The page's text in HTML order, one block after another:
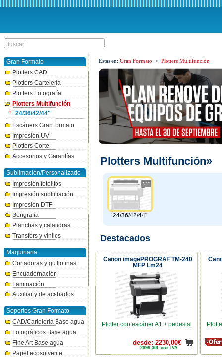
Gran Formato
Plotters CAD
Plotters Cartelería
Plotters Fotografía
Plotters Multifunción
24/36/42/44"
Escáners Gran formato
Impresión UV
Plotters Corte
Accesorios y Garantías
Sublimación/Personalizado
Impresión fotolitos
Impresión sublimación
Impresión DTF
Serigrafía
Planchas y calandras
Transfers y vinilos
Maquinaria
Cortadoras y guillotinas
Encuadernación
Laminación
Auxiliar y de acabados
Soportes Gran Formato
CAD/Cartelería Base agua
Fotográficos Base agua
Fine Art Base agua
Papel ecosolvente
Estas en: Gran Formato > Plotters Multifunción
Plotters Multifunción»
24/36/42/44"
Destacados
Canon imagePROGRAF TM-240
MFP Lm24
Plotter con escáner A1 + pedestal
desde: 2230,00€
2698,30€ con IVA